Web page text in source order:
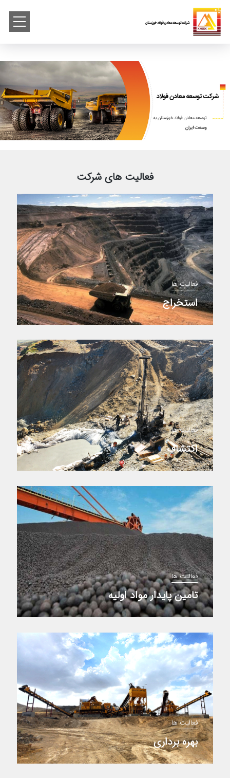
فعالیت های شرکت
استخراج
فعالیت ها
اکتشاف
فعالیت ها
تامین پایدار مواد اولیه
فعالیت ها
بهره برداری
فعالیت ها